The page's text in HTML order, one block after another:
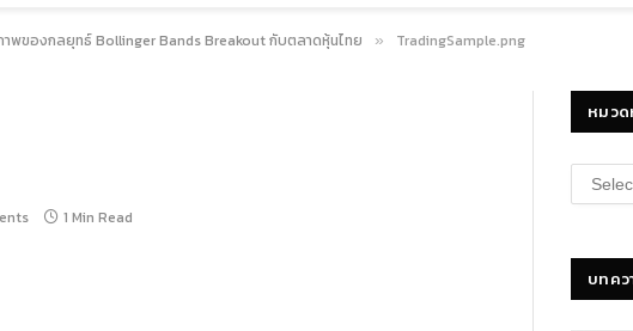
าพของกลยุทธ์ Bollinger Bands Breakout กับตลาดหุ้นไทย » TradingSample.png
1 Min Read
หมว
หมวด
หมู่
บทคว